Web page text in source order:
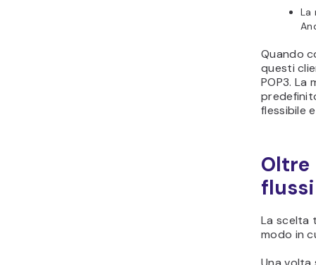
La
Quando
questi
POP3. La
flessibile
Oltre
La scelta
modo in